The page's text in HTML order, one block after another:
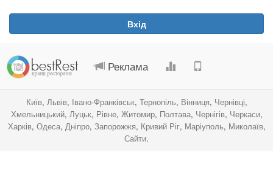
Вхід
Реклама
Київ, Львів, Івано-Франківськ, Тернопіль, Вінниця, Чернівці,
Хмельницький, Луцьк, Рівне, Житомир, Полтава, Чернігів, Черкаси,
Харків, Одеса, Дніпро, Запорожжя, Кривий Ріг, Маріуполь, Миколаїв,
Сайти.